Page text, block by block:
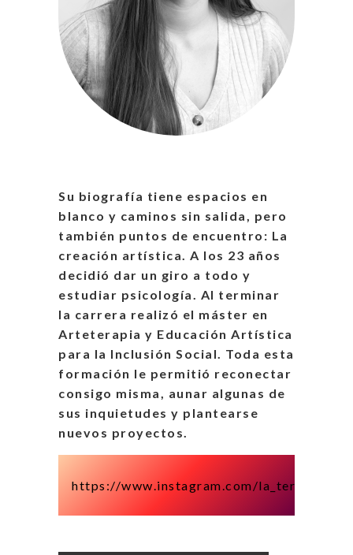
Su biografía tiene espacios en
blanco y caminos sin salida, pero
también puntos de encuentro: La
creación artística. A los 23 años
decidió dar un giro a todo y
estudiar psicología. Al terminar
la carrera realizó el máster en
Arteterapia y Educación Artística
para la Inclusión Social. Toda esta
formación le permitió reconectar
consigo misma, aunar algunas de
sus inquietudes y plantearse
nuevos proyectos.
https://www.instagram.com/